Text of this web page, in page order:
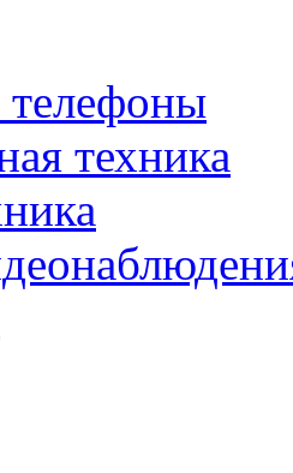
техника